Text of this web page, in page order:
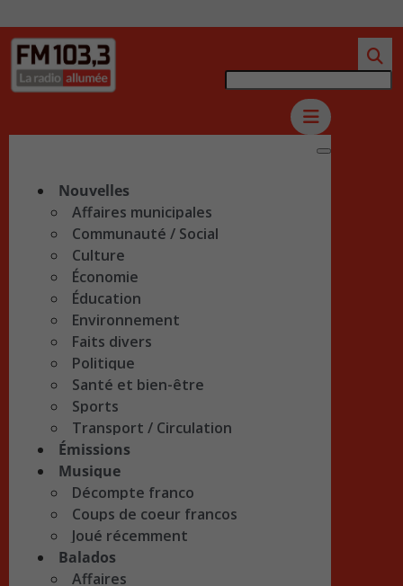
Nouvelles
Affaires municipales
Communauté / Social
Culture
Économie
Éducation
Environnement
Faits divers
Politique
Santé et bien-être
Sports
Transport / Circulation
Émissions
Musique
Décompte franco
Coups de coeur francos
Joué récemment
Balados
Affaires